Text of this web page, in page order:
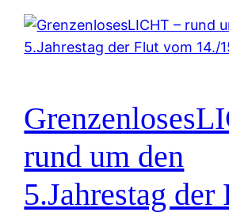
rund um den
5.Jahrestag der